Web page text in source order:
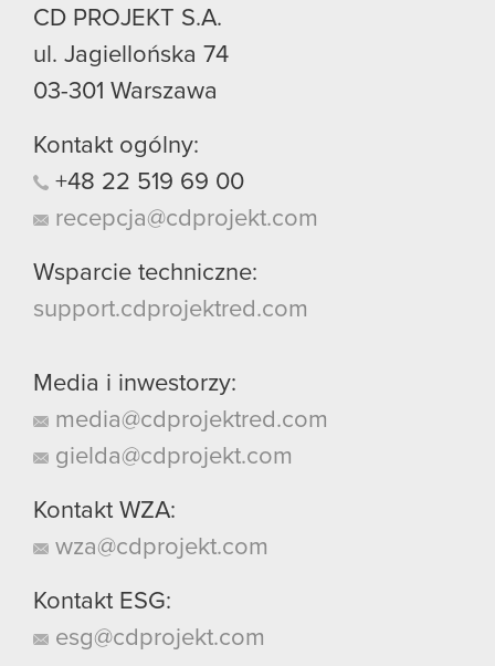
CD PROJEKT S.A.
ul. Jagiellońska 74
03-301 Warszawa
Kontakt ogólny:
+48 22 519 69 00
recepcja@cdprojekt.com
Wsparcie techniczne:
support.cdprojektred.com
Media i inwestorzy:
media@cdprojektred.com
gielda@cdprojekt.com
Kontakt WZA:
wza@cdprojekt.com
Kontakt ESG:
esg@cdprojekt.com